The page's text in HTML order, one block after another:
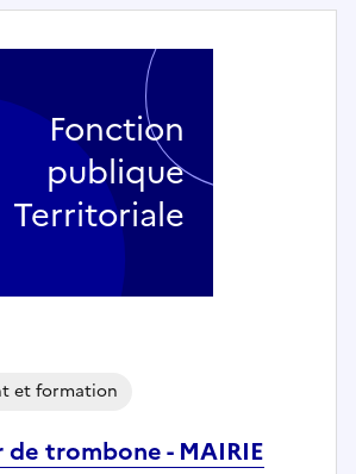
de trombone - MAIRIE
et formation
Fonction
publique
Territoriale